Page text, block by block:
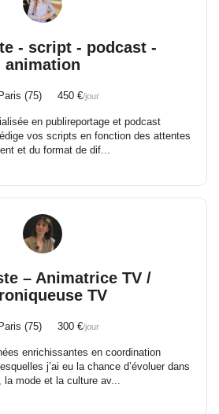
- script - podcast -
animation
(75) 450 €/jour
en publireportage et podcast
vos scripts en fonction des attentes
et du format de dif...
– Animatrice TV /
TV
(75) 300 €/jour
enrichissantes en coordination
j’ai eu la chance d’évoluer dans
la mode et la culture av...